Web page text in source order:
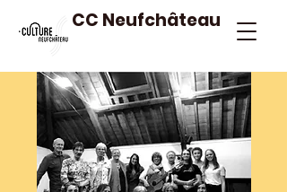
CC Neufchâteau